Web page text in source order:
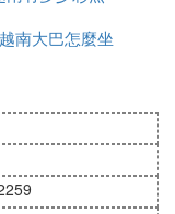
普通護照的中
來說，他們需要
與中國簽署或
越可免辦簽證。
時間和政策變化
關使領館或機構
南大巴怎麼坐